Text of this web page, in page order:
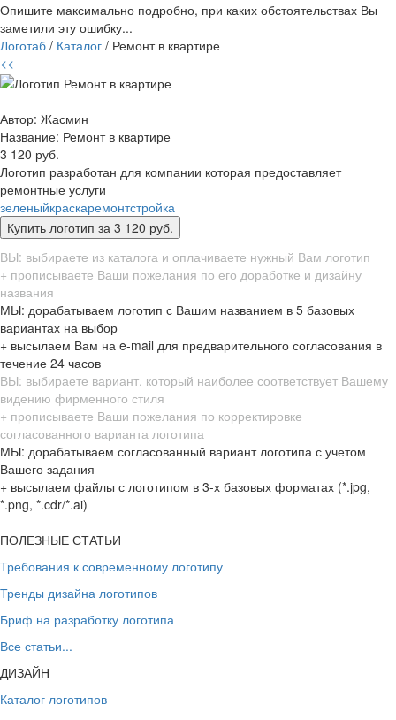
Опишите максимально подробно, при каких обстоятельствах Вы
заметили эту ошибку...
Логотаб / Каталог / Ремонт в квартире
<<
Автор: Жасмин
Название: Ремонт в квартире
3 120 руб.
Логотип разработан для компании которая предоставляет
ремонтные услуги
зеленыйкраскаремонтстройка
ВЫ: выбираете из каталога и оплачиваете нужный Вам логотип
+ прописываете Ваши пожелания по его доработке и дизайну
названия
МЫ: дорабатываем логотип с Вашим названием в 5 базовых
вариантах на выбор
+ высылаем Вам на e-mail для предварительного согласования в
течение 24 часов
ВЫ: выбираете вариант, который наиболее соответствует Вашему
видению фирменного стиля
+ прописываете Ваши пожелания по корректировке
согласованного варианта логотипа
МЫ: дорабатываем согласованный вариант логотипа с учетом
Вашего задания
+ высылаем файлы с логотипом в 3-х базовых форматах (*.jpg,
*.png, *.cdr/*.ai)
ПОЛЕЗНЫЕ СТАТЬИ
Требования к современному логотипу
Тренды дизайна логотипов
Бриф на разработку логотипа
Все статьи...
ДИЗАЙН
Каталог логотипов